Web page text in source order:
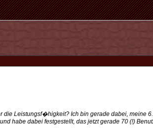
Leistungsf�higkeit? Ich bin gerade dabei, meine 6.
habe dabei festgestellt, das jetzt gerade 70 (!)